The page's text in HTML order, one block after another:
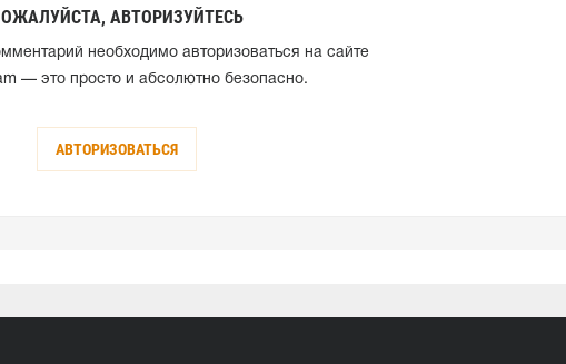
АВТОРИЗУЙТЕСЬ
необходимо авторизоваться на сайте
— это просто и абсолютно безопасно.
АВТОРИЗОВАТЬСЯ